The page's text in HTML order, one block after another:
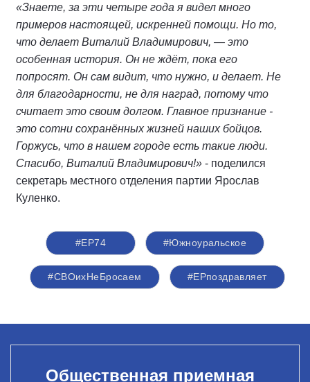
«Знаете, за эти четыре года я видел много
примеров настоящей, искренней помощи. Но то,
что делает Виталий Владимирович, — это
особенная история. Он не ждёт, пока его
попросят. Он сам видит, что нужно, и делает. Не
для благодарности, не для наград, потому что
считает это своим долгом. Главное признание -
это сотни сохранённых жизней наших бойцов.
Горжусь, что в нашем городе есть такие люди.
Спасибо, Виталий Владимирович!» - поделился
секретарь местного отделения партии Ярослав
Куленко.
#ЕР74 #Южноуральское
#СВОихНеБросаем #ЕРпоздравляет
Общественная приемная